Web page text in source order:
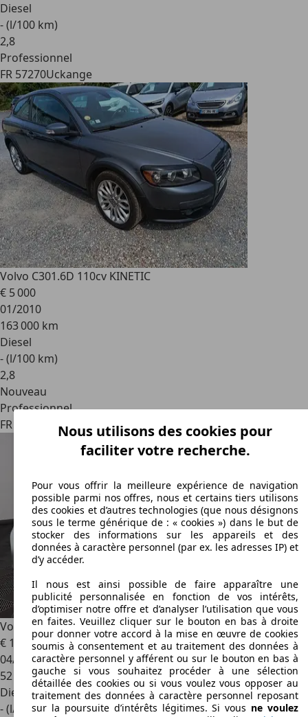
Diesel
- (l/100 km)
2,8
Professionnel
FR 57270Uckange
Volvo C301.6D 110cv KINETIC
€ 5 000
01/2010
163 000 km
Diesel
- (l/100 km)
2,8
Nouveau
Professionnel
FR 27940
Aubevoye
Volvo C302.0 D3 Momentum
€ 10 999
04/2010
52 500 km
Diesel
- (l/100 km)
Nous utilisons des cookies pour
faciliter votre recherche.
Pour vous offrir la meilleure expérience de navigation
possible parmi nos offres, nous et certains tiers utilisons
des cookies et d’autres technologies (que nous désignons
sous le terme générique de : « cookies ») dans le but de
stocker des informations sur les appareils et des
données à caractère personnel (par ex. les adresses IP) et
d’y accéder.
Il nous est ainsi possible de faire apparaître une
publicité personnalisée en fonction de vos intérêts,
d’optimiser notre offre et d’analyser l’utilisation que vous
en faites. Veuillez cliquer sur le bouton en bas à droite
pour donner votre accord à la mise en œuvre de cookies
soumis à consentement et au traitement des données à
caractère personnel y afférent ou sur le bouton en bas à
gauche si vous souhaitez procéder à une sélection
détaillée des cookies ou si vous voulez vous opposer au
traitement des données à caractère personnel reposant
sur la poursuite d’intérêts légitimes. Si vous ne voulez